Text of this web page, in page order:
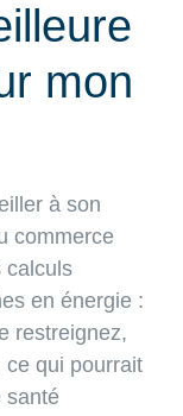
mon
à son
commerce
calculs
en énergie :
restreignez,
ce qui pourrait
santé